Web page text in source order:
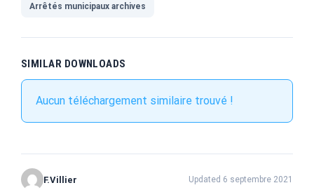
Arrêtés municipaux archives
SIMILAR DOWNLOADS
Aucun téléchargement similaire trouvé !
F.Villier Updated 6 septembre 2021